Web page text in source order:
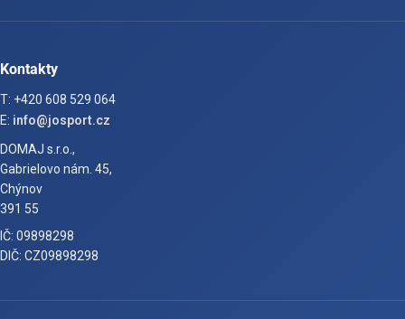
Kontakty
T: +420 608 529 064
E: info@josport.cz
DOMAJ s.r.o.,
Gabrielovo nám. 45,
Chýnov
391 55
IČ: 09898298
DIČ: CZ09898298